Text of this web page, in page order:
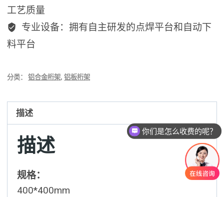
工艺质量
专业设备：拥有自主研发的点焊平台和自动下
料平台
分类：铝合金桁架,铝板桁架
描述
描述
规格：
400*400mm
你们是怎么收费的呢？